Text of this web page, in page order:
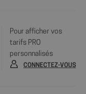
Pour afficher vos
tarifs PRO
personnalisés
CONNECTEZ-VOUS